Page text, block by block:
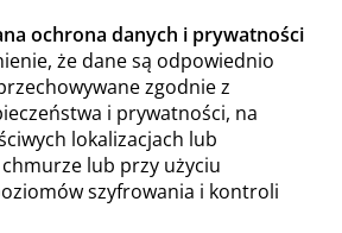
ochrona danych i prywatności
że dane są odpowiednio
zgodnie z
i prywatności, na
lokalizacjach lub
lub przy użyciu
szyfrowania i kontroli